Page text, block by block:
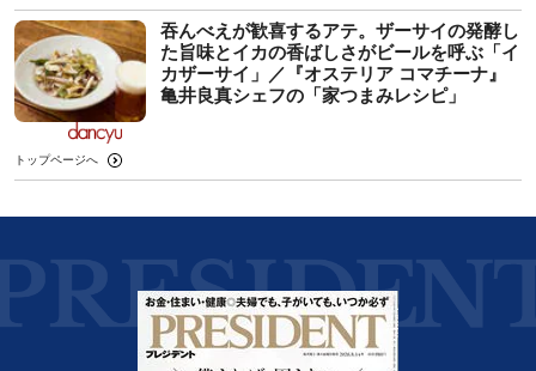
吞んべえが歓喜するアテ。ザーサイの発酵し
た旨味とイカの香ばしさがビールを呼ぶ「イ
カザーサイ」／『オステリア コマチーナ』
⻲井良真シェフの「家つまみレシピ」
トップページへ